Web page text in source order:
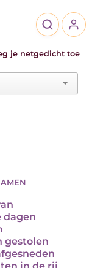
je netgedicht toe
dagen
gestolen